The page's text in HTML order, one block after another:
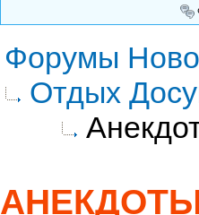
Форумы
Отдых